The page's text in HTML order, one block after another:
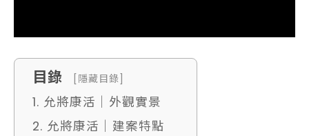
目錄 [隱藏目錄]
1. 允將康活｜外觀實景
2. 允將康活｜建案特點